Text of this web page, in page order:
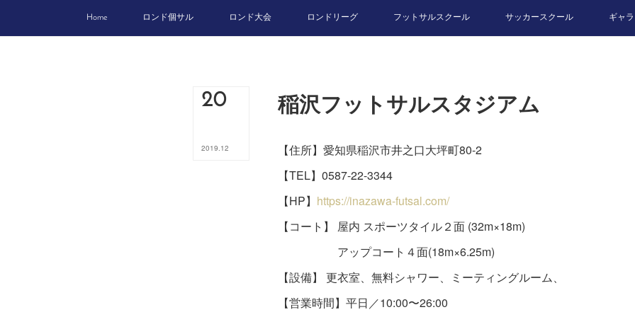
Home ロンド個サル ロンド大会 ロンドリーグ フットサルスクール サッカースクール ギャ
20
2019.12
稲沢フットサルスタジアム
【住所】愛知県稲沢市井之口大坪町80-2
【TEL】0587-22-3344
【HP】 https://inazawa-futsal.com/
【コート】 屋内 スポーツタイル２面 (32m×18m)
アップコート４面(18m×6.25m)
【設備】 更衣室、無料シャワー、ミーティングルーム、
【営業時間】平日／10:00〜26:00